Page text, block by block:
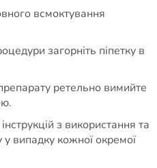
всмоктування
загорніть піпетку в
ретельно вимийте
з використання та
випадку кожної окремої